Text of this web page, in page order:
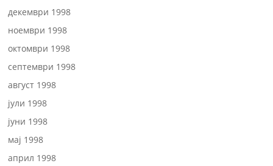
декември 1998
ноември 1998
октомври 1998
септември 1998
август 1998
јули 1998
јуни 1998
мај 1998
април 1998